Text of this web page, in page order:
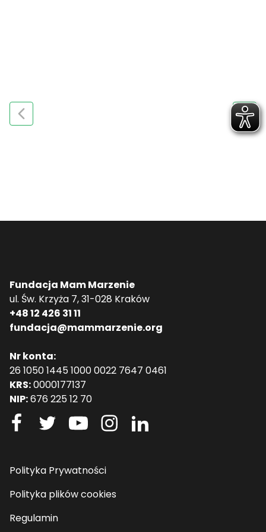
Fundacja Mam Marzenie
ul. Św. Krzyża 7, 31-028 Kraków
+48 12 426 31 11
fundacja@mammarzenie.org
Nr konta:
26 1050 1445 1000 0022 7647 0461
KRS:0000177137
NIP:676 225 12 70
Polityka Prywatności
Polityka plików cookies
Regulamin